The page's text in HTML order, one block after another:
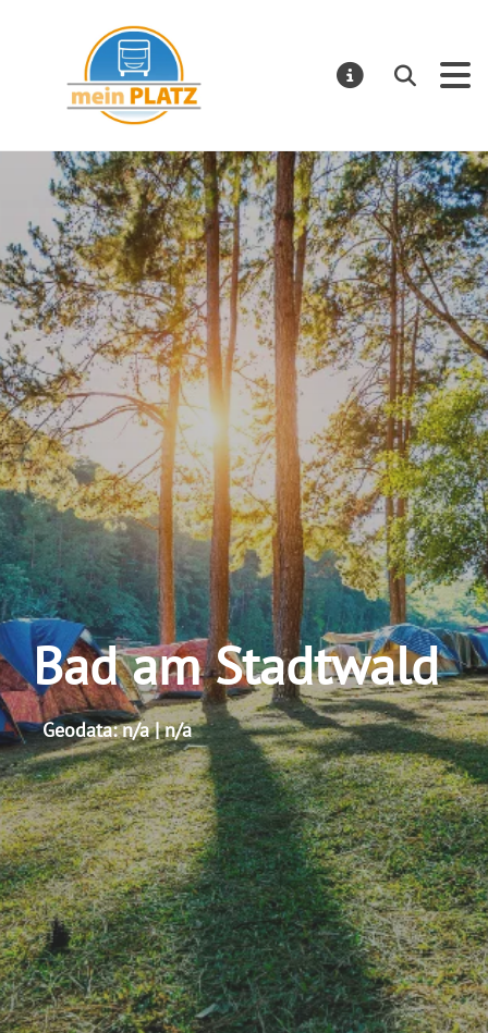
Suchen
Bad am Stadtwald
Geodata: n/a | n/a